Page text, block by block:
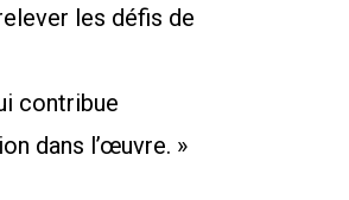
les défis de
contribue
dans l’œuvre. »